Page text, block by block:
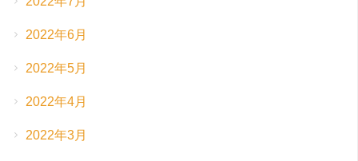
2022年6月
2022年5月
2022年4月
2022年3月